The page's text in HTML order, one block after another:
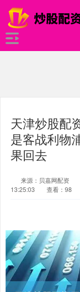
天津炒股配
是客战利物
果回去
来源：贝嘉网配资
13:25:03
查看：98